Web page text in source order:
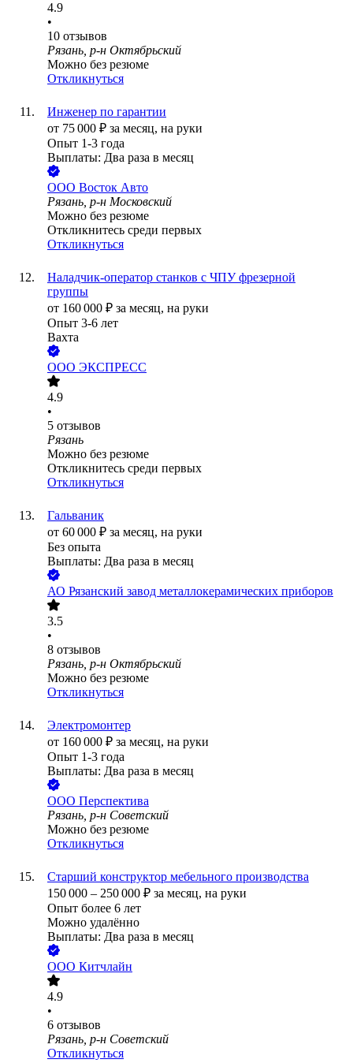
4.9
•
10 отзывов
Рязань, р-н Октябрьский
Можно без резюме
Откликнуться
Инженер по гарантии
от 75 000 ₽ за месяц, на руки
Опыт 1-3 года
Выплаты: Два раза в месяц
ООО Восток Авто
Рязань, р-н Московский
Можно без резюме
Откликнитесь среди первых
Откликнуться
Наладчик-оператор станков с ЧПУ фрезерной
группы
от 160 000 ₽ за месяц, на руки
Опыт 3-6 лет
Вахта
ООО ЭКСПРЕСС
4.9
•
5 отзывов
Рязань
Можно без резюме
Откликнитесь среди первых
Откликнуться
Гальваник
от 60 000 ₽ за месяц, на руки
Без опыта
Выплаты: Два раза в месяц
АО Рязанский завод металлокерамических приборов
3.5
•
8 отзывов
Рязань, р-н Октябрьский
Можно без резюме
Откликнуться
Электромонтер
от 160 000 ₽ за месяц, на руки
Опыт 1-3 года
Выплаты: Два раза в месяц
ООО Перспектива
Рязань, р-н Советский
Можно без резюме
Откликнуться
Старший конструктор мебельного производства
150 000 – 250 000 ₽ за месяц, на руки
Опыт более 6 лет
Можно удалённо
Выплаты: Два раза в месяц
ООО Китчлайн
4.9
•
6 отзывов
Рязань, р-н Советский
Откликнуться